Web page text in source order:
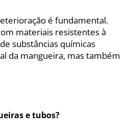
é fundamental.
materiais resistentes à
substâncias químicas
da mangueira, mas também
e tubos?